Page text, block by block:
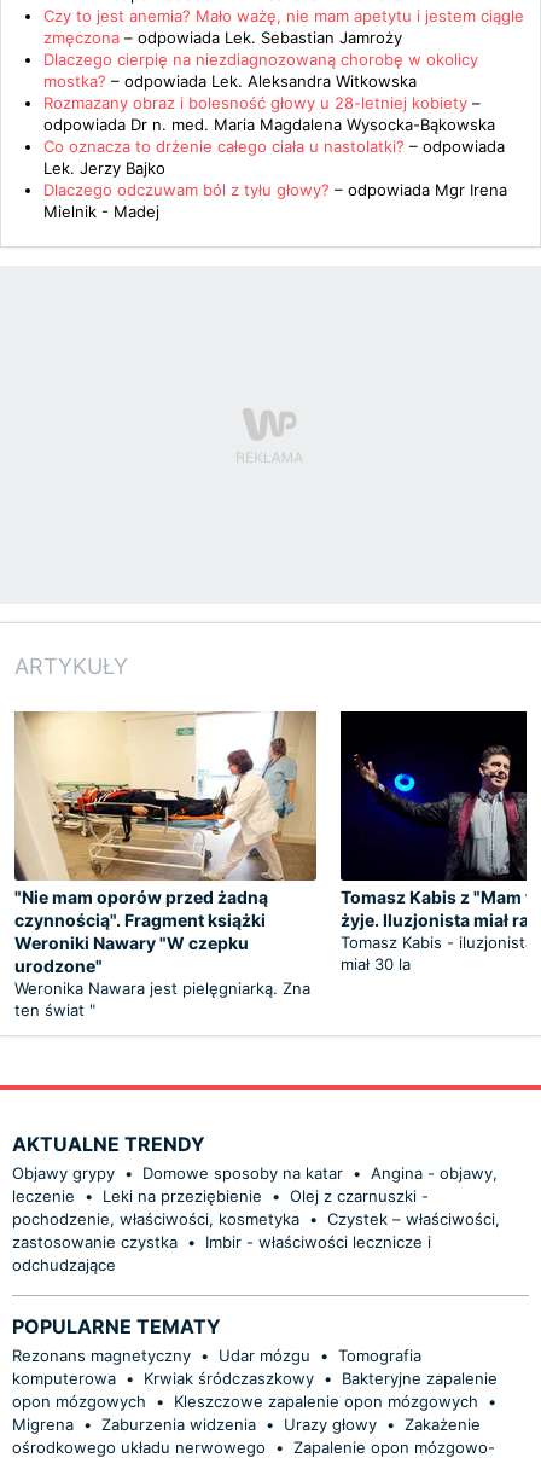
Czy to jest anemia? Mało ważę, nie mam apetytu i jestem ciągle
zmęczona – odpowiada Lek. Sebastian Jamroży
Dlaczego cierpię na niezdiagnozowaną chorobę w okolicy
mostka? – odpowiada Lek. Aleksandra Witkowska
Rozmazany obraz i bolesność głowy u 28-letniej kobiety –
odpowiada Dr n. med. Maria Magdalena Wysocka-Bąkowska
Co oznacza to drżenie całego ciała u nastolatki? – odpowiada
Lek. Jerzy Bajko
Dlaczego odczuwam ból z tyłu głowy? – odpowiada Mgr Irena
Mielnik - Madej
ARTYKUŁY
"Nie mam oporów przed żadną
czynnością". Fragment książki
Weroniki Nawary "W czepku
urodzone"
Weronika Nawara jest pielęgniarką. Zna
ten świat "
Tomasz Kabis z "Mam
żyje. Iluzjonista miał
Tomasz Kabis - iluzjonista
miał 30 la
AKTUALNE TRENDY
Objawy grypy • Domowe sposoby na katar • Angina - objawy,
leczenie
• Leki na przeziębienie • Olej z czarnuszki -
pochodzenie, właściwości, kosmetyka • Czystek – właściwości,
zastosowanie czystka •
Imbir - właściwości lecznicze i
odchudzające
POPULARNE TEMATY
Rezonans magnetyczny • Udar mózgu • Tomografia
komputerowa • Krwiak śródczaszkowy •
Bakteryjne zapalenie
opon mózgowych
• Kleszczowe zapalenie opon mózgowych
•
Migrena • Zaburzenia widzenia • Urazy głowy • Zakażenie
ośrodkowego układu nerwowego
• Zapalenie opon mózgowo-